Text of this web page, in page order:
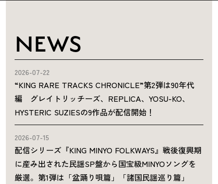
NEWS
2026-07-22
“KING RARE TRACKS CHRONICLE”第2弾は90年代
編 グレイトリッチーズ、REPLICA、YOSU-KO、
HYSTERIC SUZIESの9作品が配信開始！
2026-07-15
配信シリーズ『KING MINYO FOLKWAYS』戦後復興期
に産み出された民謡SP盤から国宝級MINYOソングを
厳選。第1弾は「盆踊り唄篇」「諸国民謡巡り篇」